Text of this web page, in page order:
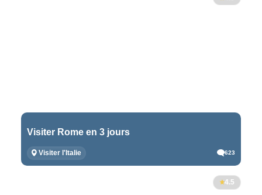
Visiter Rome en 3 jours
Visiter l'Italie 623
4.5